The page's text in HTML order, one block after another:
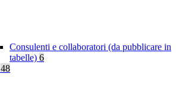
Consulenti e collaboratori (da pubblicare in
tabelle) 6
48